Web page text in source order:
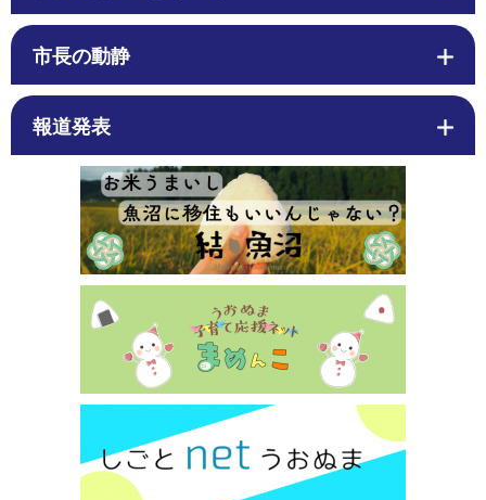
市長の動静
報道発表